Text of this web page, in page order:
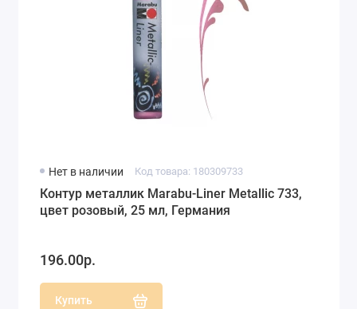
Нет в наличии Код товара: 180309733
Контур металлик Marabu-Liner Metallic 733,
цвет розовый, 25 мл, Германия
196.00р.
Купить